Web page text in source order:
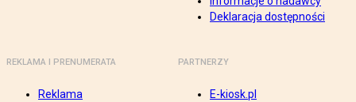
Deklaracja dostępności
REKLAMA I PRENUMERATA
Reklama
PARTNERZY
E-kiosk.pl